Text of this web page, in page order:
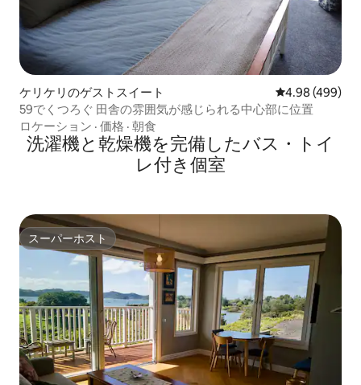
ケリケリのゲストスイート レビュー499
4.98 (499)
59でくつろぐ 田舎の雰囲気が感じられる中心部に位置
ロケーション · 価格 · 朝食
洗濯機と乾燥機を完備したバス・トイ
レ付き個室
スーパーホスト
スーパーホスト